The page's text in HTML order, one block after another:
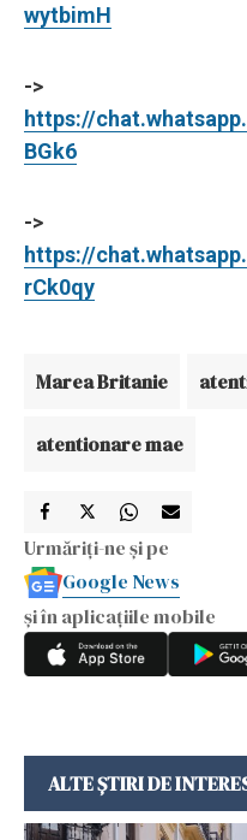
wytbimH
->
https://
BGk6
->
https://
rCk0qy
Marea Britanie
atentionare mae
Urmăriți-ne și pe
Google News
și în aplicațiile mobile
ALTE ȘTIRI DE